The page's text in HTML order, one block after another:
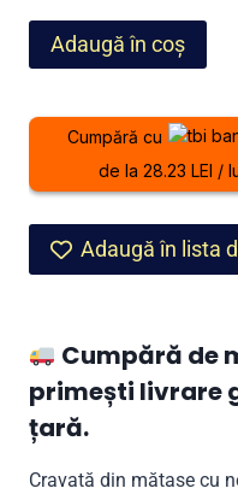
fost:
899,00 lei.
Cantitate
Cravată
mătase
nod
contrast
N2611
unicat
Adaugă în coș
Cumpără cu
de la 28.23 LEI /
Adaugă în lista
Cumpără de
primești livrare
țară.
Cravată din mătase cu